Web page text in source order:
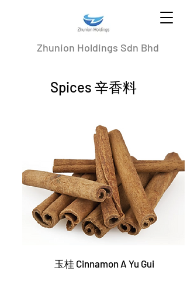
Zhunion Holdings Sdn Bhd
Spices 辛香料
玉桂 Cinnamon A Yu Gui